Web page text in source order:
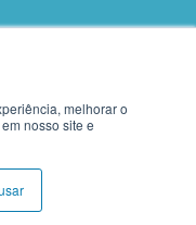
melhorar o
nosso site e